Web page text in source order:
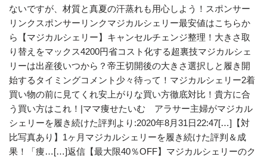
ないですが、材質と真夏の汗蒸れも用心しよう！スポンサー
リンクスポンサーリンクマジカルシェリー最安値はこちらか
ら【マジカルシェリー】キャンセルチェンジ整理！大きさ取
り替えをマックス4200円省コスト化する超裏技マジカルシェ
リーは出産後いつから？帝王切開後の大きさ選択しと履き開
始するタイミングコメント少々待って！マジカルシェリー2着
買い物の前に見てくれ安上がりな買い方徹底対比！貴方に合
う買い方はこれ！|ママ痩せたいむ アラサー主婦がマジカル
シェリーを履き続けた評判より:2020年8月31日22:47[…]【対
比写真あり】1ヶ月マジカルシェリーを履き続けた評判＆成
果！「痩…[…]返信【最大限40％OFF】マジカルシェリーのク